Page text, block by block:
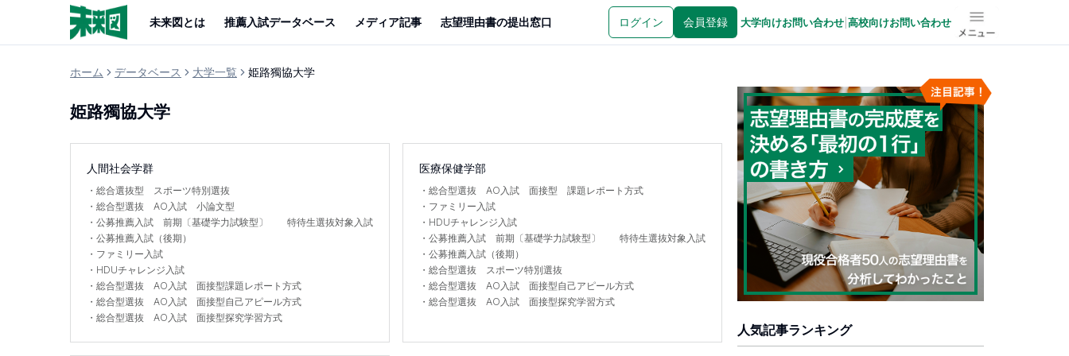
未来図とは 推薦入試データベース メディア記事 志望理由書の提出窓口 ログイン 会員登録 大学向けお問い合わせ 高校向けお問い合わせ メニュー
ホーム データベース 大学一覧 姫路獨協大学
姫路獨協大学
人間社会学群
・ 総合選抜型 スポーツ特別選抜
・ 総合型選抜 AO入試 小論文型
・ 公募推薦入試 前期〔基礎学力試験型〕 特待生選抜対象入試
・ 公募推薦入試（後期）
・ ファミリー入試
・ HDUチャレンジ入試
・ 総合型選抜 AO入試 面接型課題レポート方式
・ 総合型選抜 AO入試 面接型自己アピール方式
・ 総合型選抜 AO入試 面接型探究学習方式
医療保健学部
・ 総合型選抜 AO入試 面接型 課題レポート方式
・ ファミリー入試
・ HDUチャレンジ入試
・ 公募推薦入試 前期〔基礎学力試験型〕 特待生選抜対象入試
・ 公募推薦入試（後期）
・ 総合型選抜 スポーツ特別選抜
・ 総合型選抜 AO入試 面接型自己アピール方式
・ 総合型選抜 AO入試 面接型探究学習方式
人気記事ランキング